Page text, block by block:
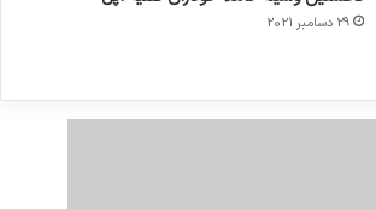
29 دسامبر 2021